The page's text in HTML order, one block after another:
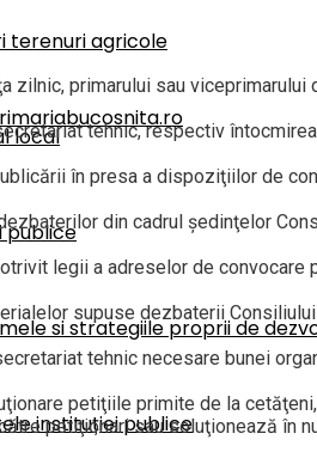
terenuri agricole
local
publice
si strategiile proprii de
instituției publice
zilnic, primarului sau viceprimarului
tehnic, respectiv
în presa a dispoziţiilor de
din cadrul şedinţelor
legii a adreselor de
supuse dezbaterii
tehnic necesare bunei
petiţiile primite de la
petiţionari sau soluţionează în